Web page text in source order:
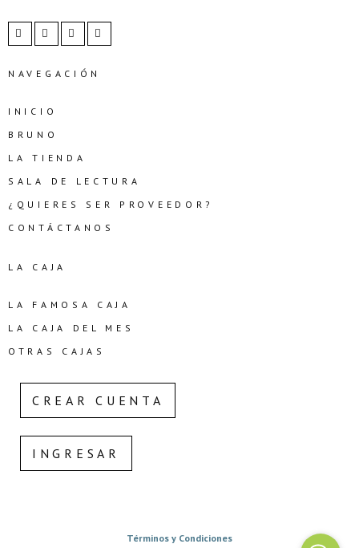
NAVEGACIÓN
INICIO
BRUNO
LA TIENDA
SALA DE LECTURA
¿QUIERES SER PROVEEDOR?
CONTÁCTANOS
LA CAJA
LA FAMOSA CAJA
LA CAJA DEL MES
OTRAS CAJAS
CREAR CUENTA
INGRESAR
Términos y Condiciones